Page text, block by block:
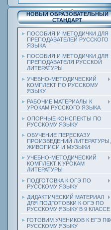
НОВЫЙ ОБРАЗОВАТЕЛЬНЫЙ
СТАНДАРТ
ПОСОБИЯ И МЕТОДИЧКИ ДЛЯ
ПРЕПОДАВАТЕЛЕЙ РУССКОГО
ЯЗЫКА
ПОСОБИЯ И МЕТОДИЧКИ ДЛЯ
ПРЕПОДАВАТЕЛЯ РУССКОЙ
ЛИТЕРАТУРЫ
УЧЕБНО-МЕТОДИЧЕСКИЙ
КОМПЛЕКТ ПО РУССКОМУ
ЯЗЫКУ
РАБОЧИЕ МАТЕРИАЛЫ К
УРОКАМ РУССКОГО ЯЗЫКА
ОПОРНЫЕ КОНСПЕКТЫ ПО
РУССКОМУ ЯЗЫКУ
ОБУЧЕНИЕ ПЕРЕСКАЗУ
ПРОИЗВЕДЕНИЙ ЛИТЕРАТУРЫ,
ЖИВОПИСИ И МУЗЫКИ
УЧЕБНО-МЕТОДИЧЕСКИЙ
КОМПЛЕКТ К УРОКАМ
ЛИТЕРАТУРЫ
ПОДГОТОВКА К ОГЭ ПО
РУССКОМУ ЯЗЫКУ
ДИДАКТИЧЕСКИЙ МАТЕРИАЛ
ДЛЯ ПОДГОТОВКИ К ОГЭ ПО
РУССКОМУ ЯЗЫКУ В 9 КЛАССЕ
ГОТОВИМ УЧЕНИКОВ К ЕГЭ ПО
РУССКОМУ ЯЗЫКУ